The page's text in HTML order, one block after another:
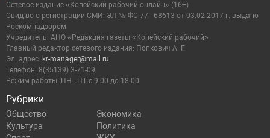
Рубрики
Общество
Экономика
Культура
Политика
Сетевое издание «Копейский рабочий онлайн» (16+)
Cвид-во о регистрации СМИ: ЭЛ № ФС 77 - 68613 от 03.02.2017 г. выдано
Роскомнадзором
Учредитель: АНО «Редакция газеты «Копейский рабочий»
Главный редактор сетевого издания: Попкович А. Г.
Эл. адрес: kr-manager@mail.ru
Телефон: 8(35139) 3-71-09
Режим работы: ПН - ПТ с 9:00 до 18:00